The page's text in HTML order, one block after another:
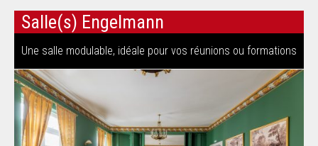
Salle(s) Engelmann
Une salle modulable, idéale pour vos réunions ou formations